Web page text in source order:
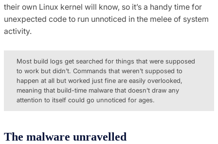
their own Linux kernel will know, so it’s a handy time for
unexpected code to run unnoticed in the melee of system
activity.
Most build logs get searched for things that were supposed
to work but didn’t. Commands that weren’t supposed to
happen at all but worked just fine are easily overlooked,
meaning that build-time malware that doesn’t draw any
attention to itself could go unnoticed for ages.
The malware unravelled